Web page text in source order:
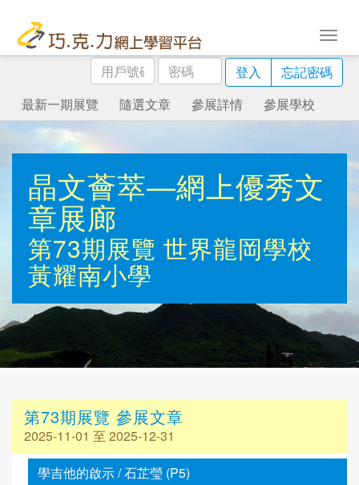
用
戶
號
碼
密
碼
登入
忘記密碼
最新一期展覽
隨選文章 參展詳情 參展學校
晶文薈萃—網上優秀文
章展廊
第73期展覽 世界龍岡學校
黃耀南小學
第73期展覽 參展文章
2025-11-01 至 2025-12-31
學吉他的啟示 / 石芷瑩 (P5)